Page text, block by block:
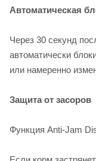
Автоматическая
Через 30 секунд
автоматически
или намеренно
Защита от засоров
Функция Anti-Jam